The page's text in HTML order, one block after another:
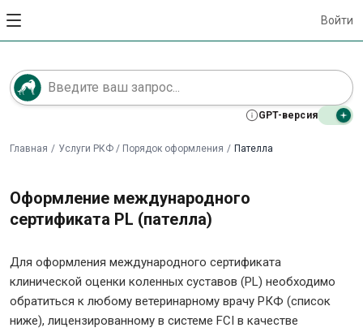
Войти
GPT-версия
Главная / Услуги РКФ / Порядок оформления / Пателла
Оформление международного
сертификата PL (пателла)
Для оформления международного сертификата
клинической оценки коленных суставов (PL) необходимо
обратиться к любому ветеринарному врачу РКФ (список
ниже), лицензированному в системе FCI в качестве